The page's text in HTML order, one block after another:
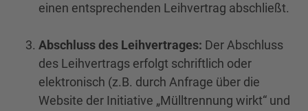
einen entsprechenden Leihvertrag abschließt.
Abschluss des Leihvertrages: Der Abschluss
des Leihvertrags erfolgt schriftlich oder
elektronisch (z.B. durch Anfrage über die
Website der Initiative „Mülltrennung wirkt“ und